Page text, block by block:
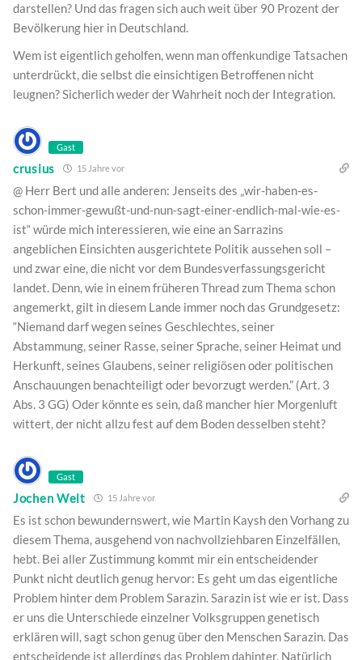
darstellen? Und das fragen sich auch weit über 90 Prozent der
Bevölkerung hier in Deutschland.
Wem ist eigentlich geholfen, wenn man offenkundige Tatsachen
unterdrückt, die selbst die einsichtigen Betroffenen nicht
leugnen? Sicherlich weder der Wahrheit noch der Integration.
Gast
crusius 15 Jahre vor
@ Herr Bert und alle anderen: Jenseits des „wir-haben-es-
schon-immer-gewußt-und-nun-sagt-einer-endlich-mal-wie-es-
ist“ würde mich interessieren, wie eine an Sarrazins
angeblichen Einsichten ausgerichtete Politik aussehen soll –
und zwar eine, die nicht vor dem Bundesverfassungsgericht
landet. Denn, wie in einem früheren Thread zum Thema schon
angemerkt, gilt in diesem Lande immer noch das Grundgesetz:
“Niemand darf wegen seines Geschlechtes, seiner
Abstammung, seiner Rasse, seiner Sprache, seiner Heimat und
Herkunft, seines Glaubens, seiner religiösen oder politischen
Anschauungen benachteiligt oder bevorzugt werden.” (Art. 3
Abs. 3 GG) Oder könnte es sein, daß mancher hier Morgenluft
wittert, der nicht allzu fest auf dem Boden desselben steht?
Gast
Jochen Welt 15 Jahre vor
Es ist schon bewundernswert, wie Martin Kaysh den Vorhang zu
diesem Thema, ausgehend von nachvollziehbaren Einzelfällen,
hebt. Bei aller Zustimmung kommt mir ein entscheidender
Punkt nicht deutlich genug hervor: Es geht um das eigentliche
Problem hinter dem Problem Sarazin. Sarazin ist wie er ist. Dass
er uns die Unterschiede einzelner Volksgruppen genetisch
erklären will, sagt schon genug über den Menschen Sarazin. Das
entscheidende ist allerdings das Problem dahinter. Natürlich